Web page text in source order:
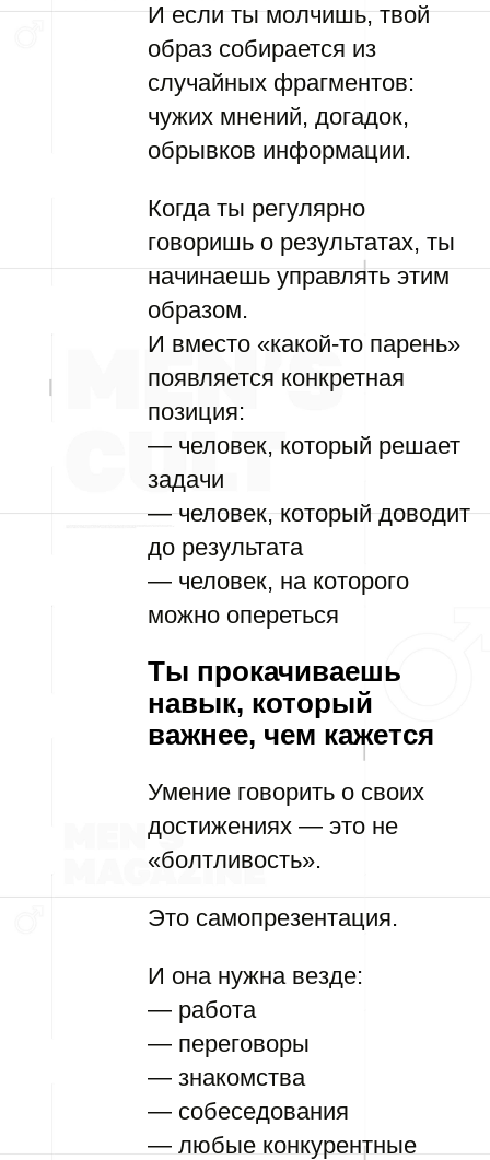
И если ты молчишь, твой
образ собирается из
случайных фрагментов:
чужих мнений, догадок,
обрывков информации.
Когда ты регулярно
говоришь о результатах, ты
начинаешь управлять этим
образом.
И вместо «какой-то парень»
появляется конкретная
позиция:
— человек, который решает
задачи
— человек, который доводит
до результата
— человек, на которого
можно опереться
Ты прокачиваешь
навык, который
важнее, чем кажется
Умение говорить о своих
достижениях — это не
«болтливость».
Это самопрезентация.
И она нужна везде:
— работа
— переговоры
— знакомства
— собеседования
— любые конкурентные